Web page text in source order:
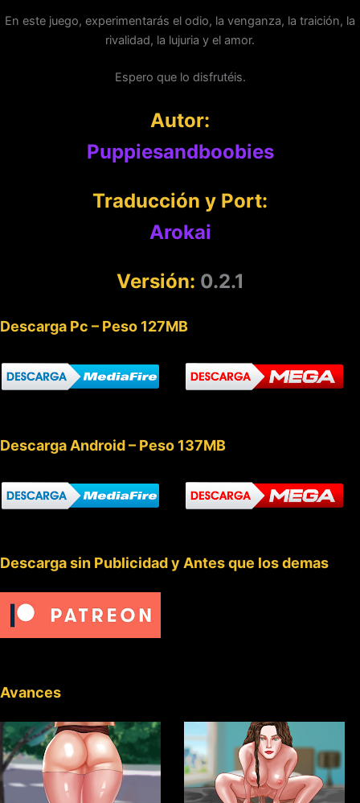
En este juego, experimentarás el odio, la venganza, la traición, la
rivalidad, la lujuria y el amor.
Espero que lo disfrutéis.
Autor:
Puppiesandboobies
Traducción y Port:
Arokai
Versión: 0.2.1
Descarga Pc – Peso 127MB
Descarga Android – Peso 137MB
Descarga sin Publicidad y Antes que los demas
Avances